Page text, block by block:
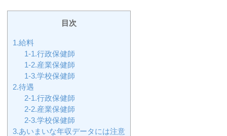
目次
1.給料
1-1.行政保健師
1-2.産業保健師
1-3.学校保健師
2.待遇
2-1.行政保健師
2-2.産業保健師
2-3.学校保健師
3.あいまいな年収データには注意